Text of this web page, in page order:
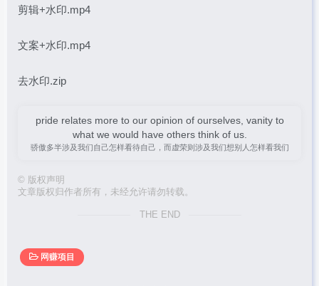
剪辑+水印.mp4
文案+水印.mp4
去水印.zip
pride relates more to our opinion of ourselves, vanity to
what we would have others think of us.
骄傲多半涉及我们自己怎样看待自己，而虚荣则涉及我们想别人怎样看我们
© 版权声明
文章版权归作者所有，未经允许请勿转载。
THE END
网赚项目